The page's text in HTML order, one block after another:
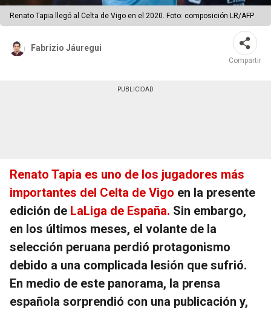
Renato Tapia llegó al Celta de Vigo en el 2020. Foto: composición LR/AFP
Fabrizio Jáuregui
Compartir
Renato Tapia es uno de los jugadores más
importantes del Celta de Vigo en la presente
edición de LaLiga de España. Sin embargo,
en los últimos meses, el volante de la
selección peruana perdió protagonismo
debido a una complicada lesión que sufrió.
En medio de este panorama, la prensa
española sorprendió con una publicación y,